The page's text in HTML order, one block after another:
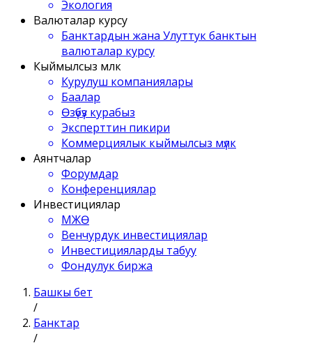
Экология
Валюталар курсу
Банктардын жана Улуттук банктын
валюталар курсу
Кыймылсыз мүлк
Курулуш компаниялары
Баалар
Өзүбүз курабыз
Эксперттин пикири
Коммерциялык кыймылсыз мүлк
Аянтчалар
Форумдар
Конференциялар
Инвестициялар
МЖӨ
Венчурдук инвестициялар
Инвестицияларды табуу
Фондулук биржа
Башкы бет
/
Банктар
/